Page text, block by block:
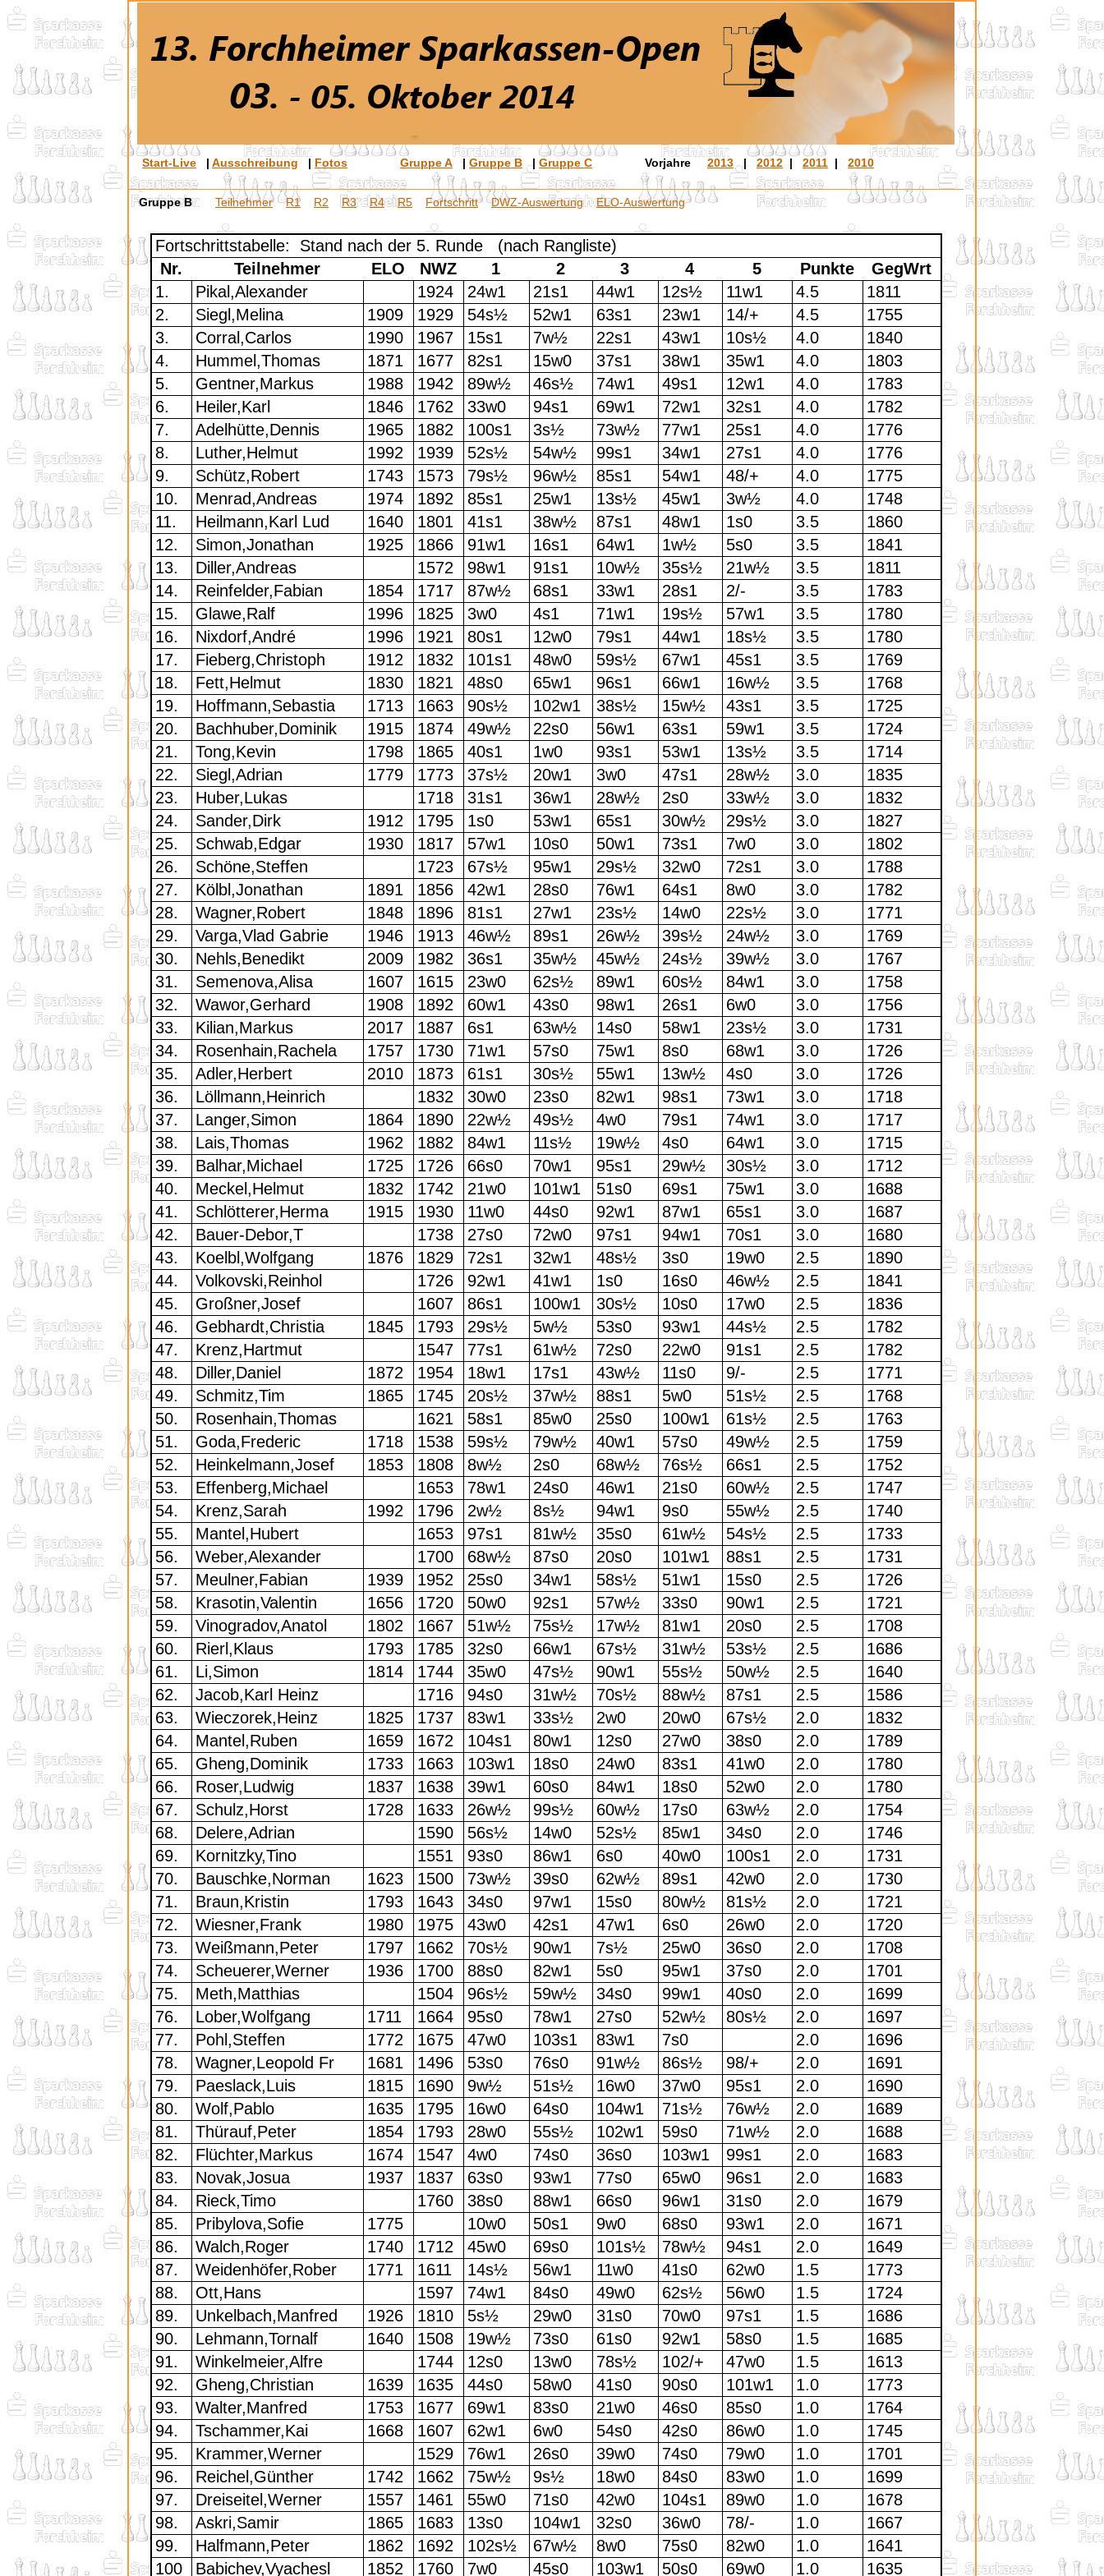
Start-Live | Ausschreibung | Fotos Gruppe A | Gruppe B | Gruppe C Vorjahre 2013 | 2012 | 2011 | 2010
Gruppe B Teilnehmer R1 R2 R3 R4 R5 Fortschritt DWZ-Auswertung ELO-Auswertung
Fortschrittstabelle: Stand nach der 5. Runde (nach Rangliste)
Nr.
Teilnehmer ELO NWZ 1 2 3 4 5 Punkte
GegWrt
1.
Pikal,Alexander 1924 24w1 21s1 44w1 12s½ 11w1 4.5
1811
2.
Siegl,Melina 1909 1929 54s½ 52w1 63s1 23w1 14/+ 4.5
1755
3.
Corral,Carlos 1990 1967 15s1 7w½ 22s1 43w1 10s½ 4.0
1840
4.
Hummel,Thomas 1871 1677 82s1 15w0 37s1 38w1 35w1 4.0
1803
5.
Gentner,Markus 1988 1942 89w½ 46s½ 74w1 49s1 12w1 4.0
1783
6.
Heiler,Karl 1846 1762 33w0 94s1 69w1 72w1 32s1 4.0
1782
7.
Adelhütte,Dennis 1965 1882 100s1 3s½ 73w½ 77w1 25s1 4.0
1776
8.
Luther,Helmut 1992 1939 52s½ 54w½ 99s1 34w1 27s1 4.0
1776
9.
Schütz,Robert 1743 1573 79s½ 96w½ 85s1 54w1 48/+ 4.0
1775
10.
Menrad,Andreas 1974 1892 85s1 25w1 13s½ 45w1 3w½ 4.0
1748
11.
Heilmann,Karl Lud 1640 1801 41s1 38w½ 87s1 48w1 1s0 3.5
1860
12.
Simon,Jonathan 1925 1866 91w1 16s1 64w1 1w½ 5s0 3.5
1841
13.
Diller,Andreas 1572 98w1 91s1 10w½ 35s½ 21w½ 3.5
1811
14.
Reinfelder,Fabian 1854 1717 87w½ 68s1 33w1 28s1 2/- 3.5
1783
15.
Glawe,Ralf 1996 1825 3w0 4s1 71w1 19s½ 57w1 3.5
1780
16.
Nixdorf,André 1996 1921 80s1 12w0 79s1 44w1 18s½ 3.5
1780
17.
Fieberg,Christoph 1912 1832 101s1 48w0 59s½ 67w1 45s1 3.5
1769
18.
Fett,Helmut 1830 1821 48s0 65w1 96s1 66w1 16w½ 3.5
1768
19.
Hoffmann,Sebastia 1713 1663 90s½ 102w1 38s½ 15w½ 43s1 3.5
1725
20.
Bachhuber,Dominik 1915 1874 49w½ 22s0 56w1 63s1 59w1 3.5
1724
21.
Tong,Kevin 1798 1865 40s1 1w0 93s1 53w1 13s½ 3.5
1714
22.
Siegl,Adrian 1779 1773 37s½ 20w1 3w0 47s1 28w½ 3.0
1835
23.
Huber,Lukas 1718 31s1 36w1 28w½ 2s0 33w½ 3.0
1832
24.
Sander,Dirk 1912 1795 1s0 53w1 65s1 30w½ 29s½ 3.0
1827
25.
Schwab,Edgar 1930 1817 57w1 10s0 50w1 73s1 7w0 3.0
1802
26.
Schöne,Steffen 1723 67s½ 95w1 29s½ 32w0 72s1 3.0
1788
27.
Kölbl,Jonathan 1891 1856 42w1 28s0 76w1 64s1 8w0 3.0
1782
28.
Wagner,Robert 1848 1896 81s1 27w1 23s½ 14w0 22s½ 3.0
1771
29.
Varga,Vlad Gabrie 1946 1913 46w½ 89s1 26w½ 39s½ 24w½ 3.0
1769
30.
Nehls,Benedikt 2009 1982 36s1 35w½ 45w½ 24s½ 39w½ 3.0
1767
31.
Semenova,Alisa 1607 1615 23w0 62s½ 89w1 60s½ 84w1 3.0
1758
32.
Wawor,Gerhard 1908 1892 60w1 43s0 98w1 26s1 6w0 3.0
1756
33.
Kilian,Markus 2017 1887 6s1 63w½ 14s0 58w1 23s½ 3.0
1731
34.
Rosenhain,Rachela 1757 1730 71w1 57s0 75w1 8s0 68w1 3.0
1726
35.
Adler,Herbert 2010 1873 61s1 30s½ 55w1 13w½ 4s0 3.0
1726
36.
Löllmann,Heinrich 1832 30w0 23s0 82w1 98s1 73w1 3.0
1718
37.
Langer,Simon 1864 1890 22w½ 49s½ 4w0 79s1 74w1 3.0
1717
38.
Lais,Thomas 1962 1882 84w1 11s½ 19w½ 4s0 64w1 3.0
1715
39.
Balhar,Michael 1725 1726 66s0 70w1 95s1 29w½ 30s½ 3.0
1712
40.
Meckel,Helmut 1832 1742 21w0 101w1 51s0 69s1 75w1 3.0
1688
41.
Schlötterer,Herma 1915 1930 11w0 44s0 92w1 87w1 65s1 3.0
1687
42.
Bauer-Debor,T 1738 27s0 72w0 97s1 94w1 70s1 3.0
1680
43.
Koelbl,Wolfgang 1876 1829 72s1 32w1 48s½ 3s0 19w0 2.5
1890
44.
Volkovski,Reinhol 1726 92w1 41w1 1s0 16s0 46w½ 2.5
1841
45.
Großner,Josef 1607 86s1 100w1 30s½ 10s0 17w0 2.5
1836
46.
Gebhardt,Christia 1845 1793 29s½ 5w½ 53s0 93w1 44s½ 2.5
1782
47.
Krenz,Hartmut 1547 77s1 61w½ 72s0 22w0 91s1 2.5
1782
48.
Diller,Daniel 1872 1954 18w1 17s1 43w½ 11s0 9/- 2.5
1771
49.
Schmitz,Tim 1865 1745 20s½ 37w½ 88s1 5w0 51s½ 2.5
1768
50.
Rosenhain,Thomas 1621 58s1 85w0 25s0 100w1 61s½ 2.5
1763
51.
Goda,Frederic 1718 1538 59s½ 79w½ 40w1 57s0 49w½ 2.5
1759
52.
Heinkelmann,Josef 1853 1808 8w½ 2s0 68w½ 76s½ 66s1 2.5
1752
53.
Effenberg,Michael 1653 78w1 24s0 46w1 21s0 60w½ 2.5
1747
54.
Krenz,Sarah 1992 1796 2w½ 8s½ 94w1 9s0 55w½ 2.5
1740
55.
Mantel,Hubert 1653 97s1 81w½ 35s0 61w½ 54s½ 2.5
1733
56.
Weber,Alexander 1700 68w½ 87s0 20s0 101w1 88s1 2.5
1731
57.
Meulner,Fabian 1939 1952 25s0 34w1 58s½ 51w1 15s0 2.5
1726
58.
Krasotin,Valentin 1656 1720 50w0 92s1 57w½ 33s0 90w1 2.5
1721
59.
Vinogradov,Anatol 1802 1667 51w½ 75s½ 17w½ 81w1 20s0 2.5
1708
60.
Rierl,Klaus 1793 1785 32s0 66w1 67s½ 31w½ 53s½ 2.5
1686
61.
Li,Simon 1814 1744 35w0 47s½ 90w1 55s½ 50w½ 2.5
1640
62.
Jacob,Karl Heinz 1716 94s0 31w½ 70s½ 88w½ 87s1 2.5
1586
63.
Wieczorek,Heinz 1825 1737 83w1 33s½ 2w0 20w0 67s½ 2.0
1832
64.
Mantel,Ruben 1659 1672 104s1 80w1 12s0 27w0 38s0 2.0
1789
65.
Gheng,Dominik 1733 1663 103w1 18s0 24w0 83s1 41w0 2.0
1780
66.
Roser,Ludwig 1837 1638 39w1 60s0 84w1 18s0 52w0 2.0
1780
67.
Schulz,Horst 1728 1633 26w½ 99s½ 60w½ 17s0 63w½ 2.0
1754
68.
Delere,Adrian 1590 56s½ 14w0 52s½ 85w1 34s0 2.0
1746
69.
Kornitzky,Tino 1551 93s0 86w1 6s0 40w0 100s1 2.0
1731
70.
Bauschke,Norman 1623 1500 73w½ 39s0 62w½ 89s1 42w0 2.0
1730
71.
Braun,Kristin 1793 1643 34s0 97w1 15s0 80w½ 81s½ 2.0
1721
72.
Wiesner,Frank 1980 1975 43w0 42s1 47w1 6s0 26w0 2.0
1720
73.
Weißmann,Peter 1797 1662 70s½ 90w1 7s½ 25w0 36s0 2.0
1708
74.
Scheuerer,Werner 1936 1700 88s0 82w1 5s0 95w1 37s0 2.0
1701
75.
Meth,Matthias 1504 96s½ 59w½ 34s0 99w1 40s0 2.0
1699
76.
Lober,Wolfgang 1711 1664 95s0 78w1 27s0 52w½ 80s½ 2.0
1697
77.
Pohl,Steffen 1772 1675 47w0 103s1 83w1 7s0 2.0
1696
78.
Wagner,Leopold Fr 1681 1496 53s0 76s0 91w½ 86s½ 98/+ 2.0
1691
79.
Paeslack,Luis 1815 1690 9w½ 51s½ 16w0 37w0 95s1 2.0
1690
80.
Wolf,Pablo 1635 1795 16w0 64s0 104w1 71s½ 76w½ 2.0
1689
81.
Thürauf,Peter 1854 1793 28w0 55s½ 102w1 59s0 71w½ 2.0
1688
82.
Flüchter,Markus 1674 1547 4w0 74s0 36s0 103w1 99s1 2.0
1683
83.
Novak,Josua 1937 1837 63s0 93w1 77s0 65w0 96s1 2.0
1683
84.
Rieck,Timo 1760 38s0 88w1 66s0 96w1 31s0 2.0
1679
85.
Pribylova,Sofie 1775 10w0 50s1 9w0 68s0 93w1 2.0
1671
86.
Walch,Roger 1740 1712 45w0 69s0 101s½ 78w½ 94s1 2.0
1649
87.
Weidenhöfer,Rober 1771 1611 14s½ 56w1 11w0 41s0 62w0 1.5
1773
88.
Ott,Hans 1597 74w1 84s0 49w0 62s½ 56w0 1.5
1724
89.
Unkelbach,Manfred 1926 1810 5s½ 29w0 31s0 70w0 97s1 1.5
1686
90.
Lehmann,Tornalf 1640 1508 19w½ 73s0 61s0 92w1 58s0 1.5
1685
91.
Winkelmeier,Alfre 1744 12s0 13w0 78s½ 102/+ 47w0 1.5
1613
92.
Gheng,Christian 1639 1635 44s0 58w0 41s0 90s0 101w1 1.0
1773
93.
Walter,Manfred 1753 1677 69w1 83s0 21w0 46s0 85s0 1.0
1764
94.
Tschammer,Kai 1668 1607 62w1 6w0 54s0 42s0 86w0 1.0
1745
95.
Krammer,Werner 1529 76w1 26s0 39w0 74s0 79w0 1.0
1701
96.
Reichel,Günther 1742 1662 75w½ 9s½ 18w0 84s0 83w0 1.0
1699
97.
Dreiseitel,Werner 1557 1461 55w0 71s0 42w0 104s1 89w0 1.0
1678
98.
Askri,Samir 1865 1683 13s0 104w1 32s0 36w0 78/- 1.0
1667
99.
Halfmann,Peter 1862 1692 102s½ 67w½ 8w0 75s0 82w0 1.0
1641
100
Babichev,Vyachesl 1852 1760 7w0 45s0 103w1 50s0 69w0 1.0 1635